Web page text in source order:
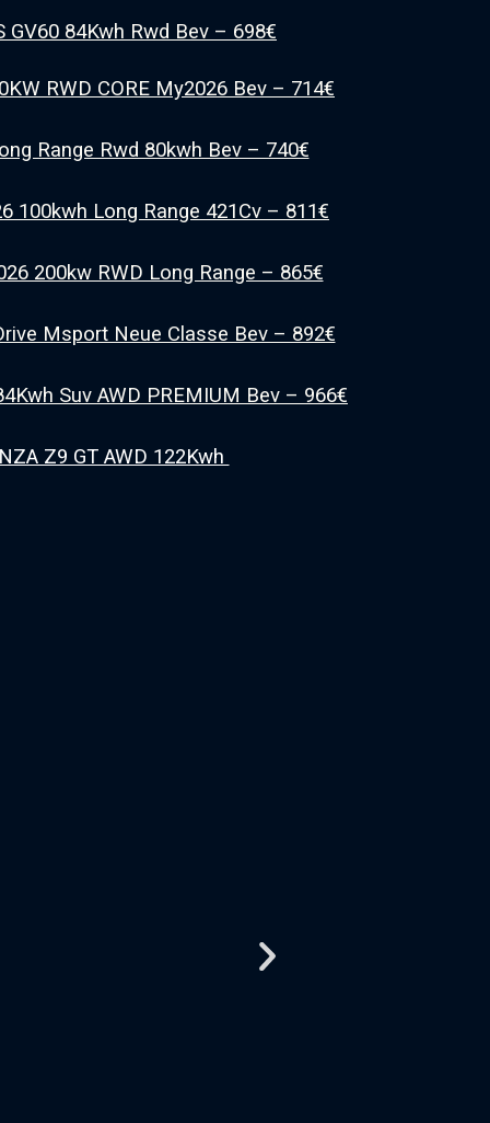
GV60 84Kwh Rwd Bev – 698€
RWD CORE My2026 Bev – 714€
Range Rwd 80kwh Bev – 740€
100kwh Long Range 421Cv – 811€
200kw RWD Long Range – 865€
Msport Neue Classe Bev – 892€
Suv AWD PREMIUM Bev – 966€
Z9 GT AWD 122Kwh